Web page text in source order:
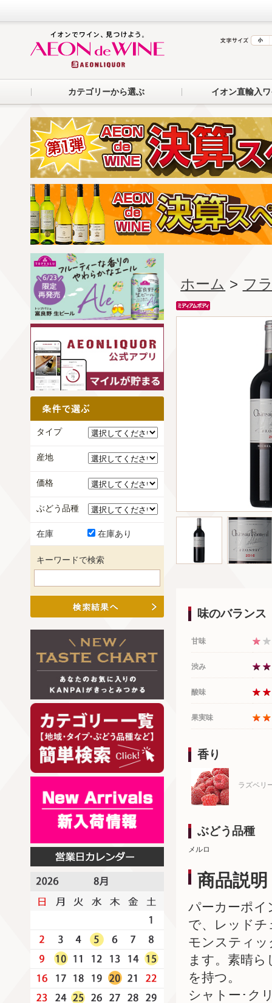
カテゴリーから選ぶ イオン直輸入
ホーム > フ
味のバランス
甘味
渋み
酸味
果実味
香り
ラズベリ
ぶどう品種
メルロ
商品説明
パーカーポイ
で、レッド
モンスティ
ます。素晴
を持つ。
シャトー･ク
タイプ
産地
価格
ぶどう品種
在庫 在庫あり
キーワードで検索